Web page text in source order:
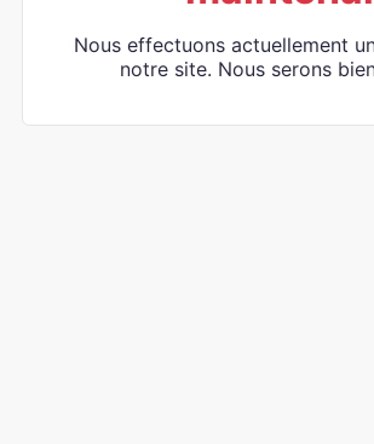
Nous effectuons actuellement
notre site. Nous serons